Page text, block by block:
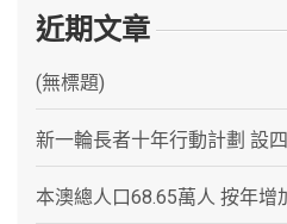
近期文章
(無標題)
新一輪長者十年行動計劃 設
本澳總人口68.65萬人 按年增